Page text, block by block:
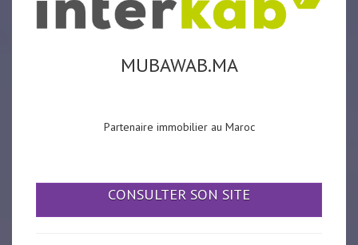
MUBAWAB.MA
Partenaire immobilier au Maroc
CONSULTER SON SITE